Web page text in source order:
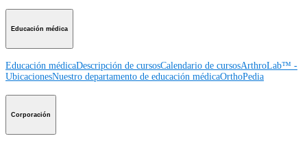
Educación médica
Educación médicaDescripción de cursosCalendario de cursosArthroLab™ -
UbicacionesNuestro departamento de educación médicaOrthoPedia
Corporación